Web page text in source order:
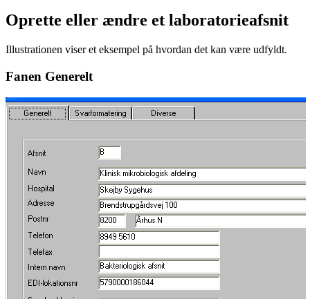
Oprette eller ændre et laboratorieafsnit
Illustrationen viser et eksempel på hvordan det kan være udfyldt.
Fanen Generelt